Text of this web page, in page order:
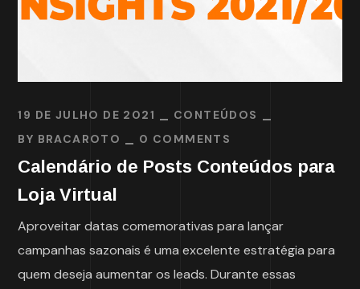
19 DE JULHO DE 2021
CONTEÚDOS
BY BRACAROTO 0 COMMENTS
Calendário de Posts Conteúdos para
Loja Virtual
Aproveitar datas comemorativas para lançar
campanhas sazonais é uma excelente estratégia para
quem deseja aumentar os leads. Durante essas